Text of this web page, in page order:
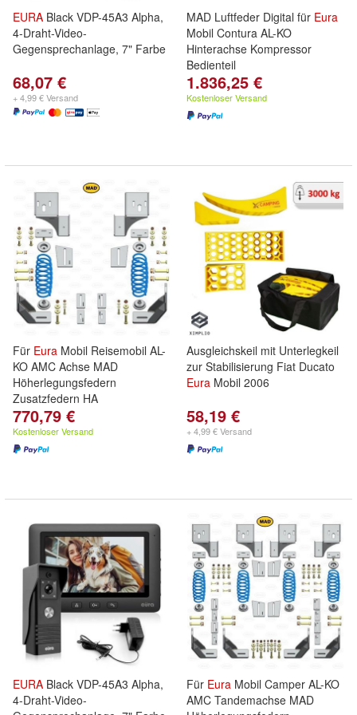
EURA Black VDP-45A3 Alpha,
4-Draht-Video-
Gegensprechanlage, 7" Farbe
68,07 €
+ 4,99 € Versand
MAD Luftfeder Digital für Eura
Mobil Contura AL-KO
Hinterachse Kompressor
Bedienteil
1.836,25 €
Kostenloser Versand
Für Eura Mobil Reisemobil AL-
KO AMC Achse MAD
Höherlegungsfedern
Zusatzfedern HA
770,79 €
Kostenloser Versand
Ausgleichskeil mit Unterlegkeil
zur Stabilisierung Fiat Ducato
Eura Mobil 2006
58,19 €
+ 4,99 € Versand
EURA Black VDP-45A3 Alpha,
4-Draht-Video-
Für Eura Mobil Camper AL-KO
AMC Tandemachse MAD